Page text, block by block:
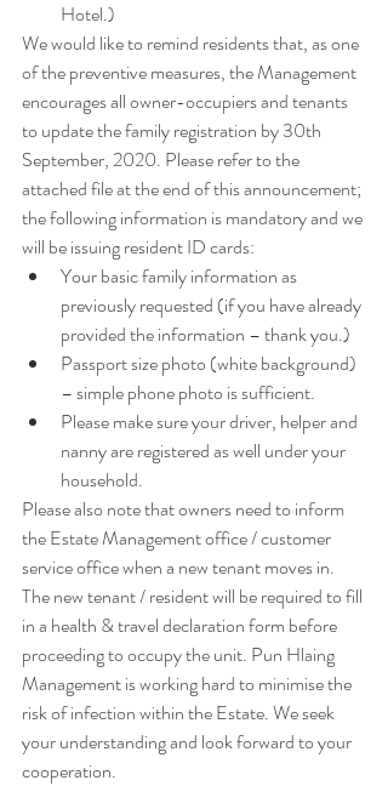
Hotel.)
We would like to remind residents that, as one
of the preventive measures, the Management
encourages all owner-occupiers and tenants
to update the family registration by 30th
September, 2020. Please refer to the
attached file at the end of this announcement;
the following information is mandatory and we
will be issuing resident ID cards:
Your basic family information as
previously requested (if you have already
provided the information – thank you.)
Passport size photo (white background)
– simple phone photo is sufficient.
Please make sure your driver, helper and
nanny are registered as well under your
household.
Please also note that owners need to inform
the Estate Management office / customer
service office when a new tenant moves in.
The new tenant / resident will be required to fill
in a health & travel declaration form before
proceeding to occupy the unit. Pun Hlaing
Management is working hard to minimise the
risk of infection within the Estate. We seek
your understanding and look forward to your
cooperation.